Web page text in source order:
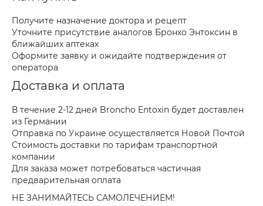
Получите назначение доктора и рецепт
Уточните присутствие аналогов Бронхо Энтоксин в
ближайших аптеках
Оформите заявку и ожидайте подтверждения от
оператора
Доставка и оплата
В течение 2-12 дней Broncho Entoxin будет доставлен
из Германии
Отправка по Украине осуществляется Новой Почтой
Стоимость доставки по тарифам транспортной
компании
Для заказа может потребоваться частичная
предварительная оплата
НЕ ЗАНИМАЙТЕСЬ САМОЛЕЧЕНИЕМ!